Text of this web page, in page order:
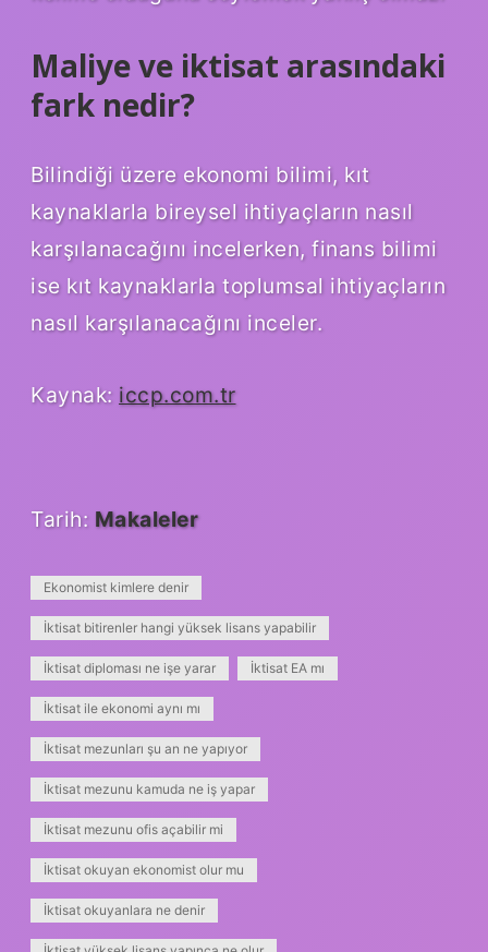
Maliye ve iktisat arasındaki
fark nedir?
Bilindiği üzere ekonomi bilimi, kıt
kaynaklarla bireysel ihtiyaçların nasıl
karşılanacağını incelerken, finans bilimi
ise kıt kaynaklarla toplumsal ihtiyaçların
nasıl karşılanacağını inceler.
Kaynak: iccp.com.tr
Tarih: Makaleler
Ekonomist kimlere denir
İktisat bitirenler hangi yüksek lisans yapabilir
İktisat diploması ne işe yarar İktisat EA mı
İktisat ile ekonomi aynı mı
İktisat mezunları şu an ne yapıyor
İktisat mezunu kamuda ne iş yapar
İktisat mezunu ofis açabilir mi
İktisat okuyan ekonomist olur mu
İktisat okuyanlara ne denir